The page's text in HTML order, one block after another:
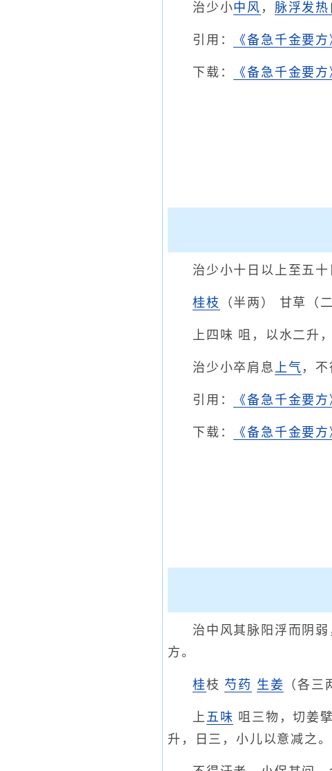
治少小中风 ， 脉浮发热
引用： 《备急千金要
下载： 《备急千金要
治少小十日以上至五十
桂枝 （半两） 甘草（
上四味 咀，以水二升
治少小卒肩息 上气 ，
引用： 《备急千金要
下载： 《备急千金要
治中风其脉阳浮而阴
方。
桂枝 芍药 生姜 （各
上 五味 咀三物，切姜
升，日三，小儿以意减之